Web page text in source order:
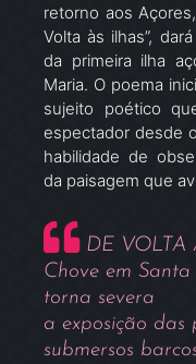
retorno aos
Volta às ilhas”,
da primeira ilha
Maria. O poema
sujeito poético
espectador desde
habilidade de
da paisagem que
DE VOLTA
Chove em
torna severa
a exposição
submersos